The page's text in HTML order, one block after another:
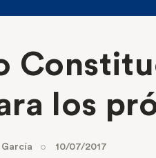
los
10/07/2017